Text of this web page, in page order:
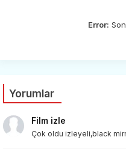
Error:
Yorumlar
Film izle
Çok oldu izleyeli,black